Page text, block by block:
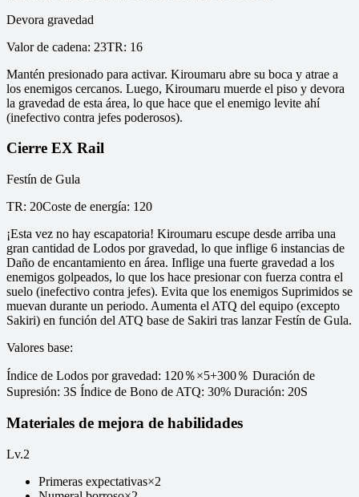
Devora gravedad
Valor de cadena: 23TR: 16
Mantén presionado para activar. Kiroumaru abre su boca y atrae a
los enemigos cercanos. Luego, Kiroumaru muerde el piso y devora
la gravedad de esta área, lo que hace que el enemigo levite ahí
(inefectivo contra jefes poderosos).
Cierre EX Rail
Festín de Gula
TR: 20Coste de energía: 120
¡Esta vez no hay escapatoria! Kiroumaru escupe desde arriba una
gran cantidad de Lodos por gravedad, lo que inflige 6 instancias de
Daño de encantamiento en área. Inflige una fuerte gravedad a los
enemigos golpeados, lo que los hace presionar con fuerza contra el
suelo (inefectivo contra jefes). Evita que los enemigos Suprimidos se
muevan durante un periodo. Aumenta el ATQ del equipo (excepto
Sakiri) en función del ATQ base de Sakiri tras lanzar Festín de Gula.
Valores base:
Índice de Lodos por gravedad: 120％×5+300％ Duración de
Supresión: 3S Índice de Bono de ATQ: 30% Duración: 20S
Materiales de mejora de habilidades
Lv.2
Primeras expectativas×2